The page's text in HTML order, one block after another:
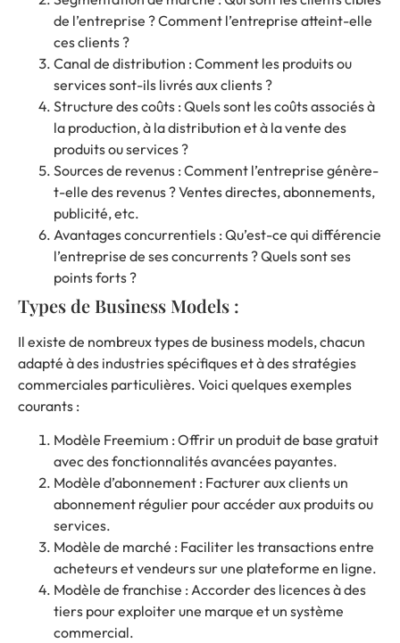
de l’entreprise ? Comment l’entreprise atteint-elle
ces clients ?
Canal de distribution : Comment les produits ou
services sont-ils livrés aux clients ?
Structure des coûts : Quels sont les coûts associés à
la production, à la distribution et à la vente des
produits ou services ?
Sources de revenus : Comment l’entreprise génère-
t-elle des revenus ? Ventes directes, abonnements,
publicité, etc.
Avantages concurrentiels : Qu’est-ce qui différencie
l’entreprise de ses concurrents ? Quels sont ses
points forts ?
Types de Business Models :
Il existe de nombreux types de business models, chacun
adapté à des industries spécifiques et à des stratégies
commerciales particulières. Voici quelques exemples
courants :
Modèle Freemium : Offrir un produit de base gratuit
avec des fonctionnalités avancées payantes.
Modèle d’abonnement : Facturer aux clients un
abonnement régulier pour accéder aux produits ou
services.
Modèle de marché : Faciliter les transactions entre
acheteurs et vendeurs sur une plateforme en ligne.
Modèle de franchise : Accorder des licences à des
tiers pour exploiter une marque et un système
commercial.